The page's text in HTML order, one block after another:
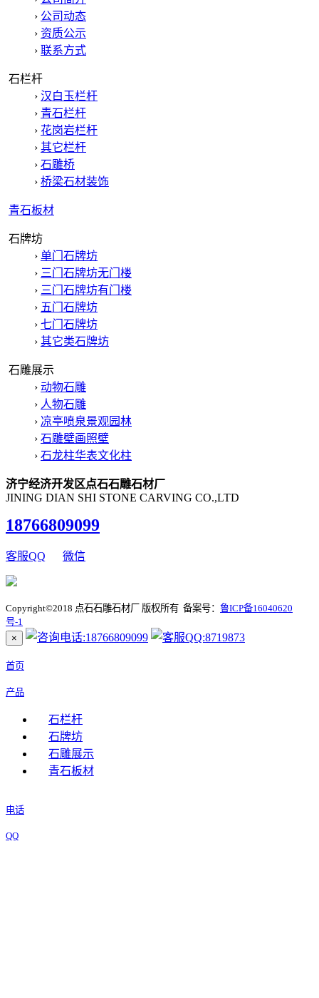
› 公司动态
› 资质公示
› 联系方式
石栏杆
› 汉白玉栏杆
› 青石栏杆
› 花岗岩栏杆
› 其它栏杆
› 石雕桥
› 桥梁石材装饰
青石板材
石牌坊
› 单门石牌坊
› 三门石牌坊无门楼
› 三门石牌坊有门楼
› 五门石牌坊
› 七门石牌坊
› 其它类石牌坊
石雕展示
› 动物石雕
› 人物石雕
› 凉亭喷泉景观园林
› 石雕壁画照壁
› 石龙柱华表文化柱
济宁经济开发区点石石雕石材厂
JINING DIAN SHI STONE CARVING CO.,LTD
18766809099
客服QQ 微信
Copyright©2018 点石石雕石材厂 版权所有 备案号： 鲁ICP备16040620
号-1
×
首页
产品
石栏杆
石牌坊
石雕展示
青石板材
电话
QQ